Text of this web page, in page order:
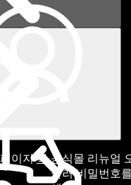
페이지확 공식몰 리뉴얼
눌러 비밀번호를